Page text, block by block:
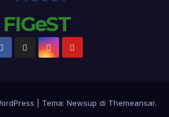
FIGeST
Tema: Newsup di Themeansar.